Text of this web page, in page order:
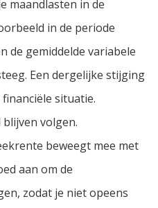
maandlasten in de
in de periode
de gemiddelde variabele
Een dergelijke stijging
situatie.
blijven volgen.
beweegt mee met
aan om de
zodat je niet opeens